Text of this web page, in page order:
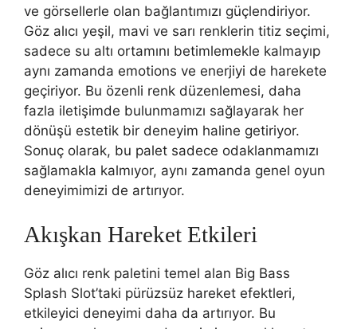
ve görsellerle olan bağlantımızı güçlendiriyor.
Göz alıcı yeşil, mavi ve sarı renklerin titiz seçimi,
sadece su altı ortamını betimlemekle kalmayıp
aynı zamanda emotions ve enerjiyi de harekete
geçiriyor. Bu özenli renk düzenlemesi, daha
fazla iletişimde bulunmamızı sağlayarak her
dönüşü estetik bir deneyim haline getiriyor.
Sonuç olarak, bu palet sadece odaklanmamızı
sağlamakla kalmıyor, aynı zamanda genel oyun
deneyimimizi de artırıyor.
Akışkan Hareket Etkileri
Göz alıcı renk paletini temel alan Big Bass
Splash Slot’taki pürüzsüz hareket efektleri,
etkileyici deneyimi daha da artırıyor. Bu